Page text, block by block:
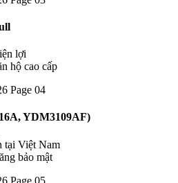
lợi
hộ cao cấp
YDM3109AF)
tại Việt Nam
bảo mật